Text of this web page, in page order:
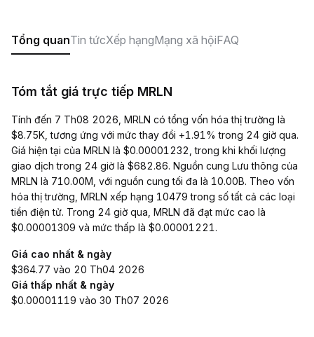
Tổng quanTin tứcXếp hạngMạng xã hộiFAQ
Tóm tắt giá trực tiếp MRLN
Tính đến 7 Th08 2026, MRLN có tổng vốn hóa thị trường là
$8.75K, tương ứng với mức thay đổi +1.91% trong 24 giờ qua.
Giá hiện tại của MRLN là $0.00001232, trong khi khối lượng
giao dịch trong 24 giờ là $682.86. Nguồn cung Lưu thông của
MRLN là 710.00M, với nguồn cung tối đa là 10.00B. Theo vốn
hóa thị trường, MRLN xếp hạng 10479 trong số tất cả các loại
tiền điện tử. Trong 24 giờ qua, MRLN đã đạt mức cao là
$0.00001309 và mức thấp là $0.00001221.
Giá cao nhất & ngày
$364.77 vào 20 Th04 2026
Giá thấp nhất & ngày
$0.00001119 vào 30 Th07 2026